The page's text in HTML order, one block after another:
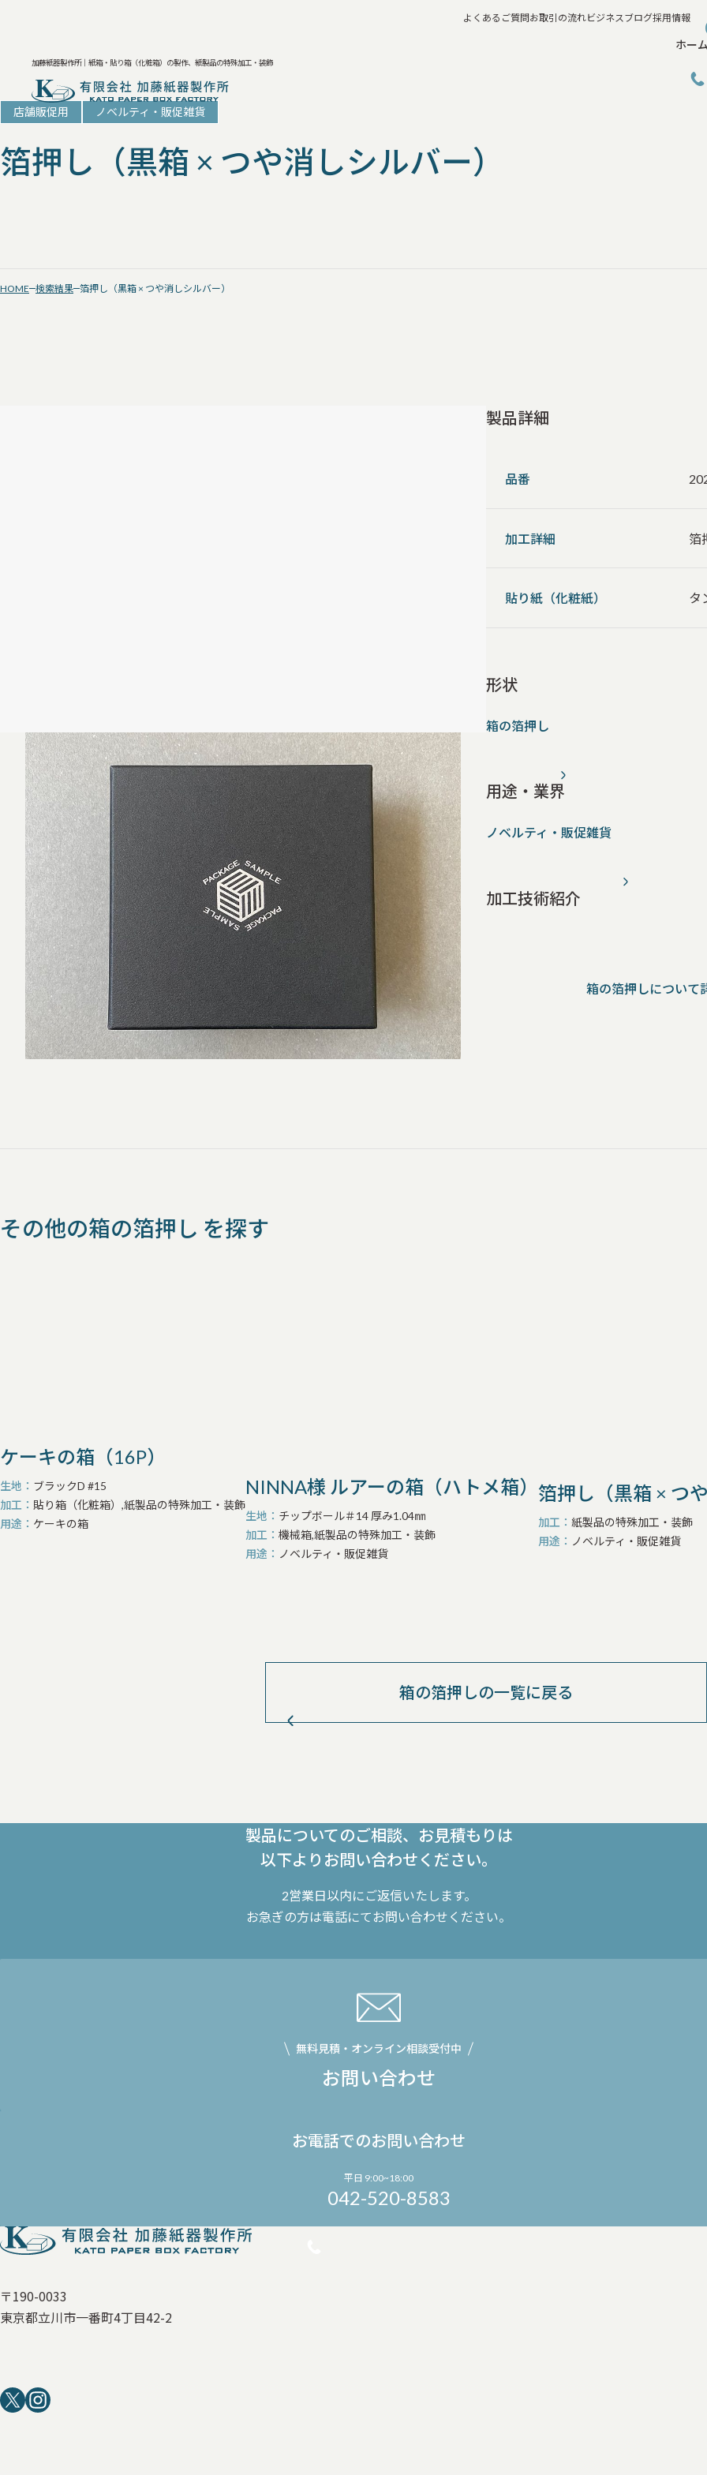
加藤紙器製作所｜紙箱・貼り箱（化粧箱）の製作、紙製品の特殊加工・装飾
よくあるご質問 お取引の流れビジネスブログ採用情報
ホーム
店舗販促用 ノベルティ・販促雑貨
箔押し（黒箱 × つや消しシルバー）
HOME 検索結果 箔押し（黒箱 × つや消しシルバー）
製品詳細
品番
加工詳細 箔
貼り紙（化粧紙） タ
形状
箱の箔押し
用途・業界
ノベルティ・販促雑貨
加工技術紹介
箱の箔押しについて
その他の箱の箔押し を探す
ケーキの箱（16P）
生地
ブラックD #15
加工
貼り箱（化粧箱）,紙製品の特殊加工・装飾
用途
ケーキの箱
NINNA様 ルアーの箱（ハトメ箱）
生地
チップボール＃14 厚み1.04㎜
加工
機械箱,紙製品の特殊加工・装飾
用途
ノベルティ・販促雑貨
箔押し（黒箱 × つ
加工
紙製品の特殊加工・装飾
用途
ノベルティ・販促雑貨
箱の箔押しの一覧に戻る
製品についてのご相談、お見積もりは
以下よりお問い合わせください。
2営業日以内にご返信いたします。
お急ぎの方は電話にてお問い合わせください。
無料見積・オンライン相談受付中
お問い合わせ
お電話でのお問い合わせ
平日 9:00~18:00
042-520-8583
〒190-0033
東京都立川市一番町4丁目42-2